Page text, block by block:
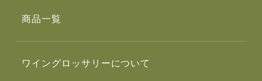
商品一覧
ワイングロッサリーについて